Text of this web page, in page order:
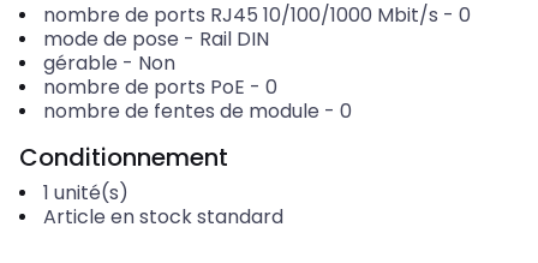
nombre de ports RJ45 10/100/1000 Mbit/s - 0
mode de pose - Rail DIN
gérable - Non
nombre de ports PoE - 0
nombre de fentes de module - 0
Conditionnement
1 unité(s)
Article en stock standard